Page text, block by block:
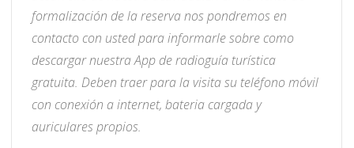
formalización de la reserva nos pondremos en
contacto con usted para informarle sobre como
descargar nuestra App de radioguía turística
gratuita. Deben traer para la visita su teléfono móvil
con conexión a internet, bateria cargada y
auriculares propios.